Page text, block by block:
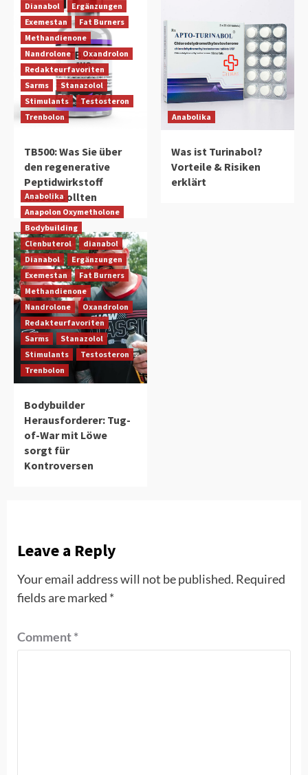
Dianabol
Ergänzungen
Exemestan
Fat Burners
Methandienone
Nandrolone
Oxandrolon
Redakteurfavoriten
Sarms
Stanazolol
Stimulants
Testosteron
Trenbolon
TB500: Was Sie über
den regenerative
Peptidwirkstoff
wissen sollten
Anabolika
Was ist Turinabol?
Vorteile & Risiken
erklärt
Anabolika
Anapolon Oxymetholone
Bodybuilding
Clenbuterol
dianabol
Dianabol
Ergänzungen
Exemestan
Fat Burners
Methandienone
Nandrolone
Oxandrolon
Redakteurfavoriten
Sarms
Stanazolol
Stimulants
Testosteron
Trenbolon
Bodybuilder
Herausforderer: Tug-
of-War mit Löwe
sorgt für
Kontroversen
Leave a Reply
Your email address will not be published. Required
fields are marked *
Comment*